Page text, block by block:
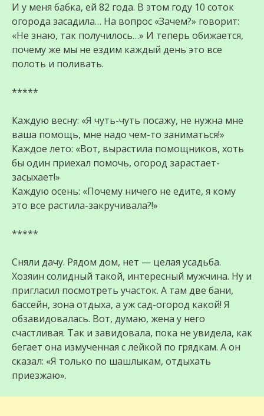
И у меня бабка, ей 82 года. В этом году 10 соток
огорода засадила… На вопрос «Зачем?» говорит:
«Не знаю, так получилось…» И теперь обижается,
почему же мы не ездим каждый день это все
полоть и поливать.
*****
Каждую весну: «Я чуть-чуть посажу, не нужна мне
ваша помощь, мне надо чем-то заниматься!»
Каждое лето: «Вот, вырастила помощников, хоть
бы один приехал помочь, огород зарастает-
засыхает!»
Каждую осень: «Почему ничего не едите, я кому
это все растила-закручивала?!»
*****
Сняли дачу. Рядом дом, нет — целая усадьба.
Хозяин солидный такой, интересный мужчина. Ну и
пригласил посмотреть участок. А там две бани,
бассейн, зона отдыха, а уж сад-огород какой! Я
обзавидовалась. Вот, думаю, жена у него
счастливая. Так и завидовала, пока не увидела, как
бегает она измученная с лейкой по грядкам. А он
сказал: «Я только по шашлыкам, отдыхать
приезжаю».